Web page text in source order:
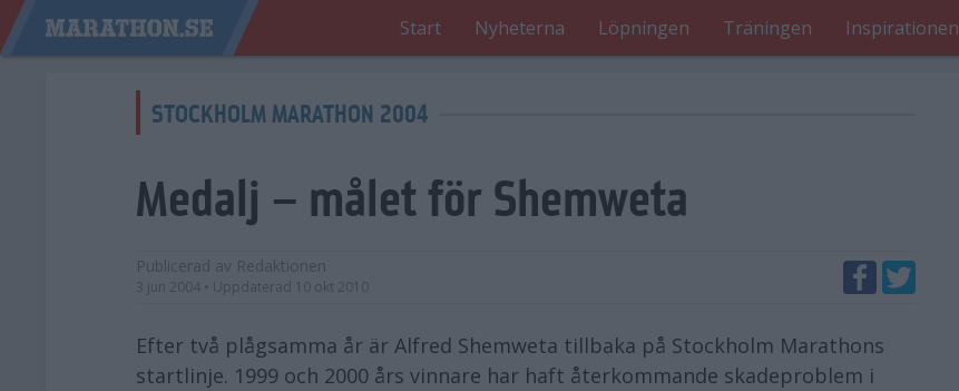
Start Nyheterna Löpningen Träningen Inspirationen
STOCKHOLM MARATHON 2004
Medalj – målet för Shemweta
Publicerad av Redaktionen
3 jun 2004 • Uppdaterad 10 okt 2010
Efter två plågsamma år är Alfred Shemweta tillbaka på Stockholm Marathons
startlinje. 1999 och 2000 års vinnare har haft återkommande skadeproblem i